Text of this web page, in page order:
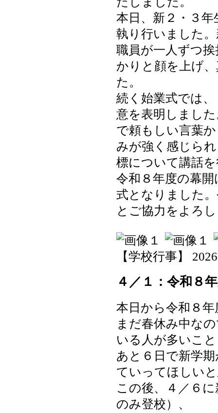
本日、新２・３
執り行いました
職員が一人ずつ
かりと顔を上げ
た。
続く始業式では
意を表明しまし
で頼もしい言葉
みが強く感じら
標について講話
令和８年度の幕
式となりました
とご協力をよろ
【学校行事】
４／１：令和８
本日から令和８
まだ春休み中な
いる人が多いこ
あと６日で新学
ていってほしい
この後、４／６
のみ登校）、